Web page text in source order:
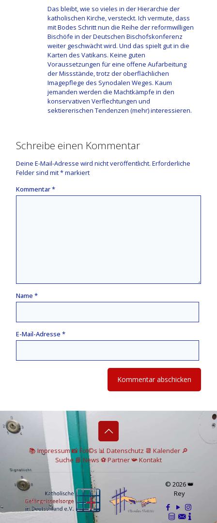
Das bleibt, wie so vieles in der Hierarchie der
katholischen Kirche, versteckt. Ich vermute, dass
mit Bodes Schritt nun die Reihe der reformwilligen
Bischöfe in der Deutschen Bischofskonferenz
weiter geschwächt wird. Und das spielt gut in die
Karten des Vatikans. Keine guten
Voraussetzungen für eine offene Aufarbeitung
der Missstände, trotz der oberflächlichen
Imagepflege des Synodalen Weges. Kaum
jemanden werden die Machtkämpfe in den
konservativen Verflechtungen und
sektiererischen Tendenzen (mehr) interessieren.
Schreibe einen Kommentar
Deine E-Mail-Adresse wird nicht veröffentlicht. Erforderliche
Felder sind mit*markiert
Kommentar*
Name *
E-Mail-Adresse *
📚 Impressum📸Fot©s 📊 Datenschutz 📆 Kalender 🔎
Suche 📘 News ⚽Partner📯Kontakt
© 2026 👑
Rey